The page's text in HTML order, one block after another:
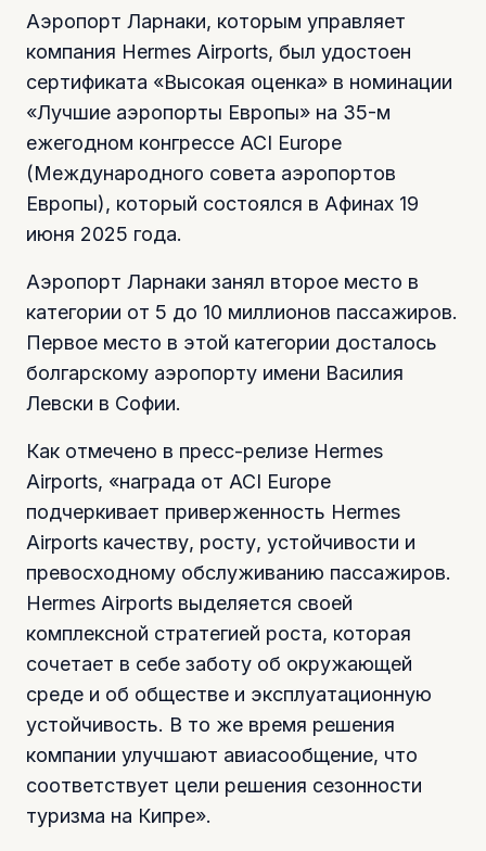
Аэропорт Ларнаки, которым управляет
компания Hermes Airports, был удостоен
сертификата «Высокая оценка» в номинации
«Лучшие аэропорты Европы» на 35-м
ежегодном конгрессе ACI Europe
(Международного совета аэропортов
Европы), который состоялся в Афинах 19
июня 2025 года.
Аэропорт Ларнаки занял второе место в
категории от 5 до 10 миллионов пассажиров.
Первое место в этой категории досталось
болгарскому аэропорту имени Василия
Левски в Софии.
Как отмечено в пресс-релизе Hermes
Airports, «награда от ACI Europe
подчеркивает приверженность Hermes
Airports качеству, росту, устойчивости и
превосходному обслуживанию пассажиров.
Hermes Airports выделяется своей
комплексной стратегией роста, которая
сочетает в себе заботу об окружающей
среде и об обществе и эксплуатационную
устойчивость. В то же время решения
компании улучшают авиасообщение, что
соответствует цели решения сезонности
туризма на Кипре».